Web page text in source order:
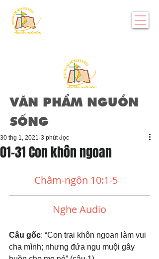
VĂN PHẨM NGUỒN
SỐNG
01-31 Con khôn ngoan
30 thg 1, 2021 3 phút đọc
Châm-ngôn 10:1-5
Nghe Audio
Câu gốc: “Con trai khôn ngoan làm vui
cha mình; nhưng đứa ngu muội gây